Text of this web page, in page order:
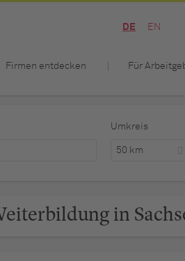
DE EN
Firmen entdecken Für
Umkreis
50 km
in